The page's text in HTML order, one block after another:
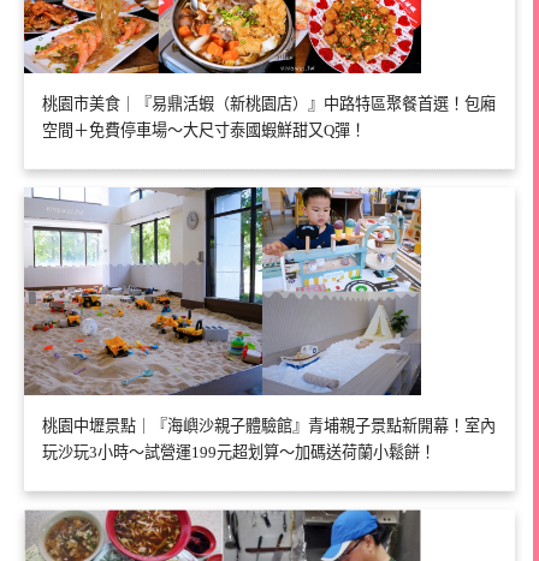
桃園市美食｜『易鼎活蝦（新桃園店）』中路特區聚餐首選！包廂
空間＋免費停車場～大尺寸泰國蝦鮮甜又Q彈！
桃園中壢景點｜『海嶼沙親子體驗館』青埔親子景點新開幕！室內
玩沙玩3小時～試營運199元超划算～加碼送荷蘭小鬆餅！